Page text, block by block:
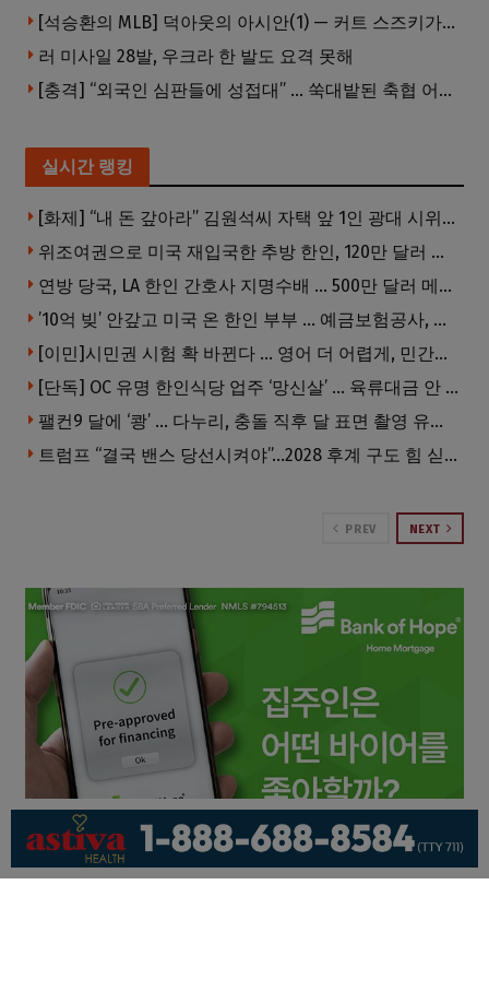
[석승환의 MLB] 덕아웃의 아시안(1) — 커트 스즈키가 우리에게 묻는 것
러 미사일 28발, 우크라 한 발도 요격 못해
[충격] “외국인 심판들에 성접대” … 쑥대밭된 축협 어디까지 추락하나
실시간 랭킹
[화제] “내 돈 갚아라” 김원석씨 자택 앞 1인 광대 시위 … 한인 투자사, “108만 달러 못받아”
위조여권으로 미국 재입국한 추방 한인, 120만 달러 은행 사기 행각
연방 당국, LA 한인 간호사 지명수배 … 500만 달러 메디캐어 사기, 선고 직전 한국 도주
’10억 빚’ 안갚고 미국 온 한인 부부 … 예금보험공사, 미국서 소송
[이민]시민권 시험 확 바뀐다 … 영어 더 어렵게, 민간시험 도입 추진
[단독] OC 유명 한인식당 업주 ‘망신살’ … 육류대금 안 갚자 식당서 공개추심
팰컨9 달에 ‘쾅’ … 다누리, 충돌 직후 달 표면 촬영 유일 탐사선
트럼프 “결국 밴스 당선시켜야”…2028 후계 구도 힘 싣나
PREV NEXT